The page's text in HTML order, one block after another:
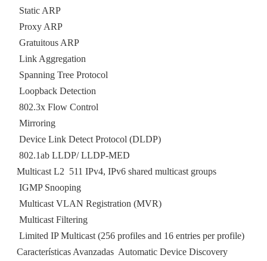
 Static ARP
 Proxy ARP
 Gratuitous ARP
 Link Aggregation
 Spanning Tree Protocol
 Loopback Detection
 802.3x Flow Control
 Mirroring
 Device Link Detect Protocol (DLDP)
 802.1ab LLDP/ LLDP-MED
Multicast L2  511 IPv4, IPv6 shared multicast groups
 IGMP Snooping
 Multicast VLAN Registration (MVR)
 Multicast Filtering
 Limited IP Multicast (256 profiles and 16 entries per profile)
Características Avanzadas  Automatic Device Discovery